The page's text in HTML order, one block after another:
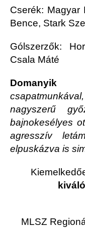
Cserék: Magyar
Bence, Stark
Gólszerzők:
Csala Máté
Domanyik
nagyszerű
bajnokesélyes
agresszív
elpuskázva is
MLSZ